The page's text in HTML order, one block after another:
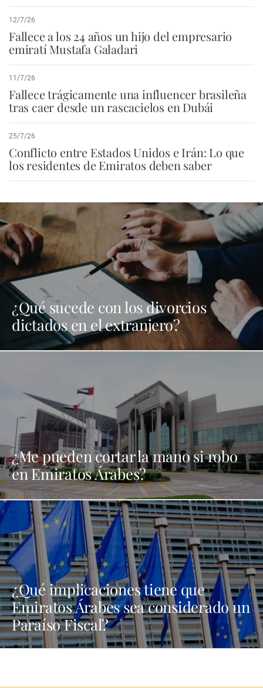
12/7/26
Fallece a los 24 años un hijo del empresario
emiratí Mustafa Galadari
11/7/26
Fallece trágicamente una influencer brasileña
tras caer desde un rascacielos en Dubái
25/7/26
Conflicto entre Estados Unidos e Irán: Lo que
los residentes de Emiratos deben saber
¿Qué sucede con los divorcios
dictados en el extranjero?
¿Me pueden cortar la mano si robo
en Emiratos Árabes?
¿Qué implicaciones tiene que
Emiratos Árabes sea considerado un
Paraíso Fiscal?